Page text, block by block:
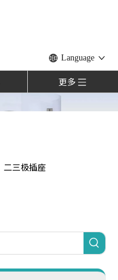
Language
更多
二三极插座